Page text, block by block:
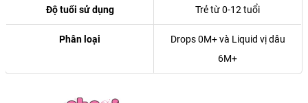
Độ tuổi sử dụng Trẻ từ 0-12 tuổi
Phân loại
Drops 0M+ và Liquid vị dâu
6M+